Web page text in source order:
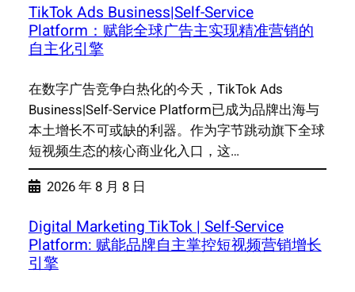
TikTok Ads Business|Self-Service
Platform：赋能全球广告主实现精准营销的
自主化引擎
在数字广告竞争白热化的今天，TikTok Ads
Business|Self-Service Platform已成为品牌出海与
本土增长不可或缺的利器。作为字节跳动旗下全球
短视频生态的核心商业化入口，这…
2026 年 8 月 8 日
Digital Marketing TikTok | Self-Service
Platform: 赋能品牌自主掌控短视频营销增长
引擎